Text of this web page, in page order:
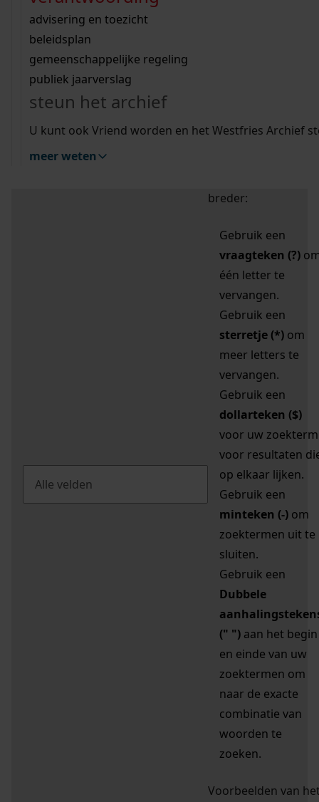
bouwvergunningen
omgevingsvergunningen
vergunningen
beeld en geluid
uitleg nodig?
Wij helpen u op weg met een aantal zoektips.
bekijk alle zoektips
Wij helpen u op weg met een aantal zoektips.
bekijk alle zoektips
bekijk ons geschiedenislokaal
advisering en toezicht
beleidsplan
gemeenschappelijke regeling
publiek jaarverslag
steun het archief
U kunt ook Vriend worden en het Westfries Archief
meer weten
zoektips
Mijn Studiezaal (inloggen)
uw zoekopdracht te
breder:
Gebruik een
vraagteken (?)
één letter te
vervangen.
Gebruik een
sterretje (*) om
meer letters te
vervangen.
Gebruik een
dollarteken ($)
voor uw zoekterm
voor resultaten
op elkaar lijken.
Gebruik een
minteken (-) om
zoektermen uit te
sluiten.
Gebruik een
Dubbele
(" ") aan het begin
en einde van uw
zoektermen om
naar de exacte
combinatie van
woorden te
zoeken.
Voorbeelden van